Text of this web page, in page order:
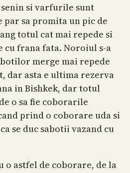
si varfurile sunt
par sa promita un pic de
totul cat mai repede si
cu frana fata. Noroiul s-a
merge mai repede
dar asta e ultima rezerva
in Bishkek, dar totul
o sa fie coborarile
prind o coborare uda si
se duc sabotii vazand cu
o astfel de coborare, de la